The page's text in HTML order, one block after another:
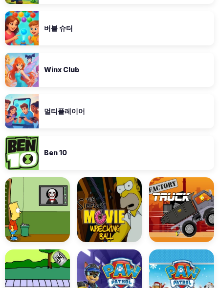
버블 슈터
Winx Club
멀티플레이어
Ben 10